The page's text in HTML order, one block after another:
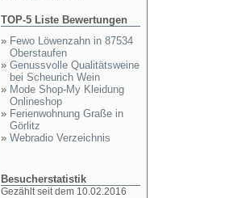
TOP-5 Liste Bewertungen
» Fewo Löwenzahn in 87534
Oberstaufen
» Genussvolle Qualitätsweine
bei Scheurich Wein
» Mode Shop-My Kleidung
Onlineshop
» Ferienwohnung Graße in
Görlitz
» Webradio Verzeichnis
Besucherstatistik
Gezählt seit dem 10.02.2016